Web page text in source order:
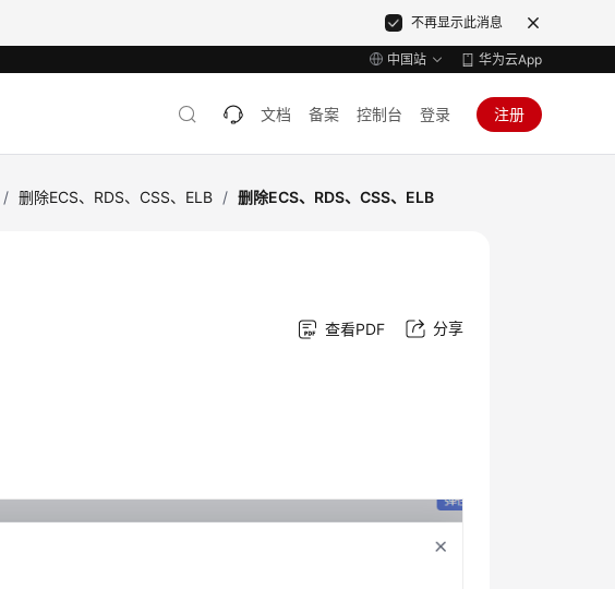
不再显示此消息
中国站 华为云App
文档 备案 控制台 登录 注册
/ 删除ECS、RDS、CSS、ELB / 删除ECS、RDS、CSS、ELB
查看PDF 分享